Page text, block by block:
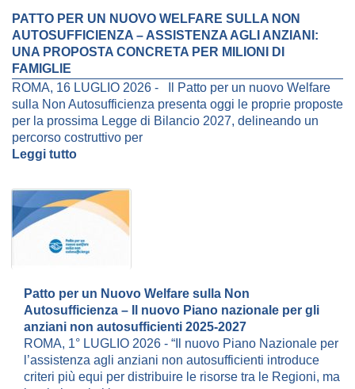
PATTO PER UN NUOVO WELFARE SULLA NON
AUTOSUFFICIENZA – ASSISTENZA AGLI ANZIANI:
UNA PROPOSTA CONCRETA PER MILIONI DI
FAMIGLIE
ROMA, 16 LUGLIO 2026 - Il Patto per un nuovo Welfare
sulla Non Autosufficienza presenta oggi le proprie proposte
per la prossima Legge di Bilancio 2027, delineando un
percorso costruttivo per
Leggi tutto
Patto per un Nuovo Welfare sulla Non
Autosufficienza – Il nuovo Piano nazionale per gli
anziani non autosufficienti 2025-2027
ROMA, 1° LUGLIO 2026 - “Il nuovo Piano Nazionale per
l’assistenza agli anziani non autosufficienti introduce
criteri più equi per distribuire le risorse tra le Regioni, ma